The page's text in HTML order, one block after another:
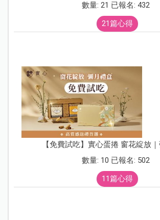
數量: 21 已報名: 432
21篇心得
【免費試吃】實心蛋捲 窗花綻放
數量: 10 已報名: 502
11篇心得